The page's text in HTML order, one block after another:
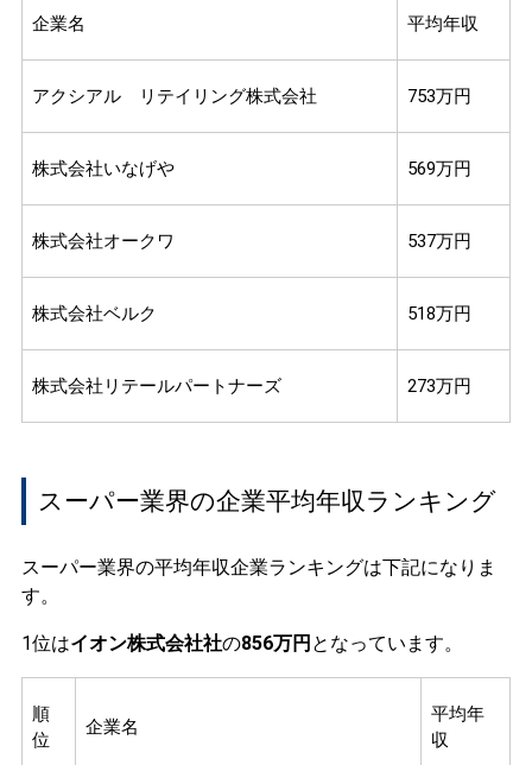
企業名 平均年収
アクシアル リテイリング株式会社 753万円
株式会社いなげや 569万円
株式会社オークワ 537万円
株式会社ベルク 518万円
株式会社リテールパートナーズ 273万円
スーパー業界の企業平均年収ランキング
スーパー業界の平均年収企業ランキングは下記になりま
す。
1位はイオン株式会社社の856万円 となっています。
順
位
企業名
平均年
収